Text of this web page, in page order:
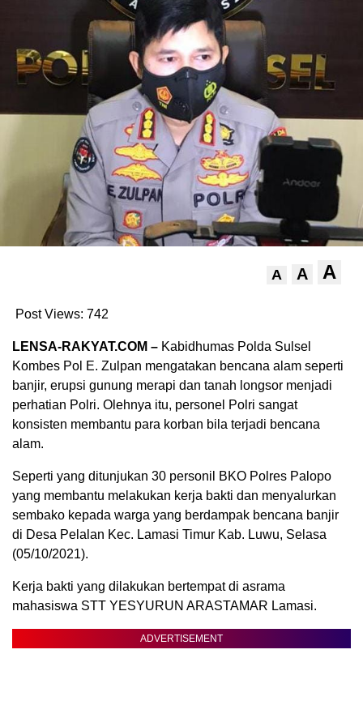
A A A
Post Views: 742
LENSA-RAKYAT.COM – Kabidhumas Polda Sulsel
Kombes Pol E. Zulpan mengatakan bencana alam seperti
banjir, erupsi gunung merapi dan tanah longsor menjadi
perhatian Polri. Olehnya itu, personel Polri sangat
konsisten membantu para korban bila terjadi bencana
alam.
Seperti yang ditunjukan 30 personil BKO Polres Palopo
yang membantu melakukan kerja bakti dan menyalurkan
sembako kepada warga yang berdampak bencana banjir
di Desa Pelalan Kec. Lamasi Timur Kab. Luwu, Selasa
(05/10/2021).
Kerja bakti yang dilakukan bertempat di asrama
mahasiswa STT YESYURUN ARASTAMAR Lamasi.
ADVERTISEMENT